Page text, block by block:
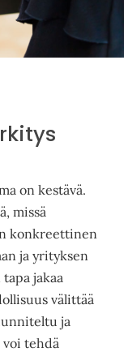
on kestävä.
missä
konkreettinen
ja yrityksen
jakaa
välittää
ja
tehdä